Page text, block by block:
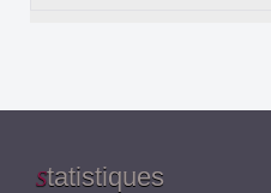
Statistiques